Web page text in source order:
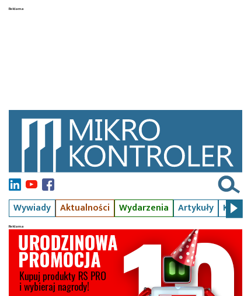
Wywiady Aktualności Wydarzenia Artykuły Kursy